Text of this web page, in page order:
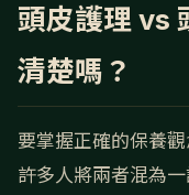
頭皮護理 vs
清楚嗎？
要掌握正確的保養
許多人將兩者混為